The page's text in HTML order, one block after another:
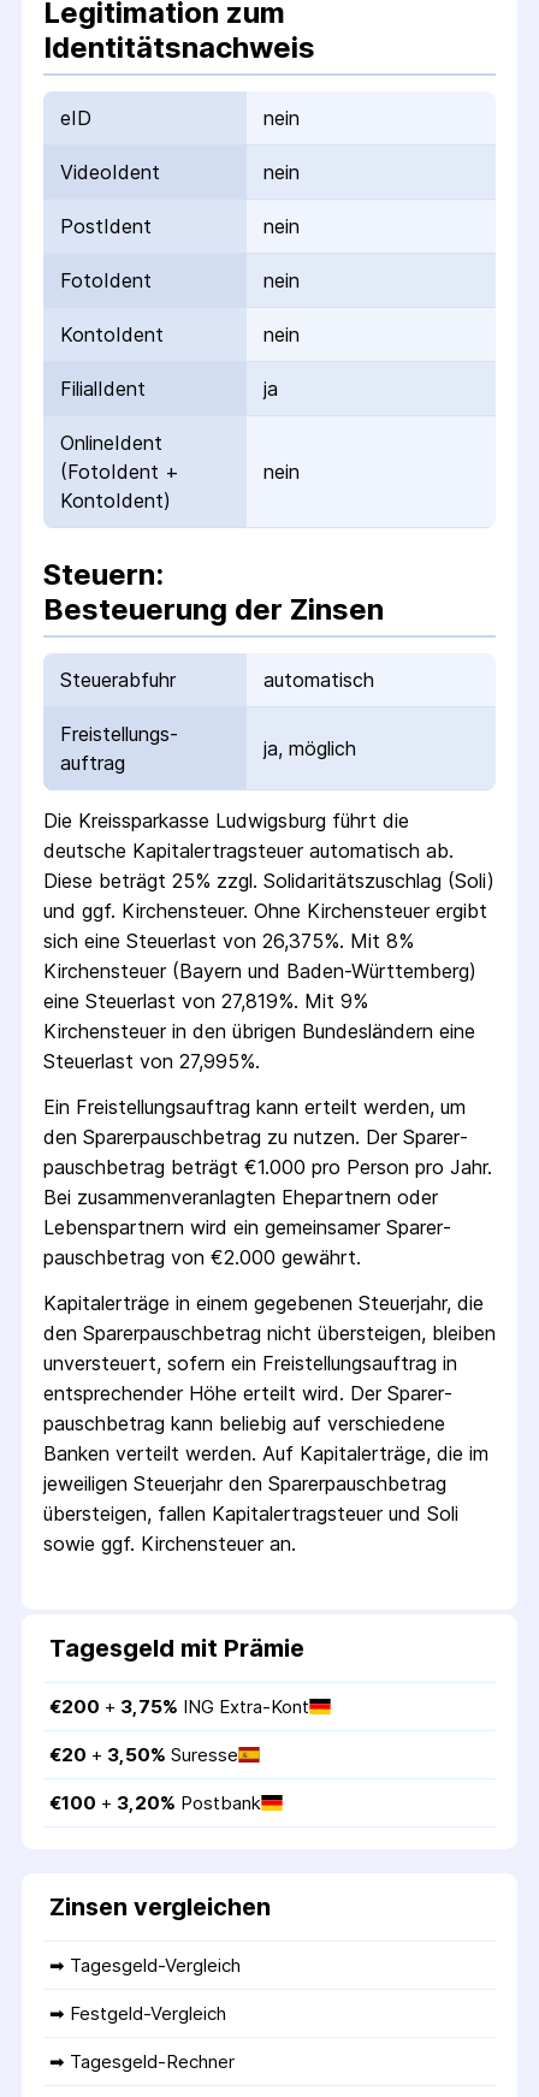
Legitimation zum
Identitätsnachweis
eID nein
VideoIdent nein
PostIdent nein
FotoIdent nein
KontoIdent nein
FilialIdent ja
OnlineIdent
(FotoIdent +
KontoIdent)
nein
Steuern:
Besteuerung der Zinsen
Steuerabfuhr automatisch
Freistellungs­
auftrag
ja, möglich
Die Kreissparkasse Ludwigsburg führt die
deutsche Kapital­ertrag­steuer automatisch ab.
Diese beträgt 25% zzgl. Solidaritäts­zuschlag (Soli)
und ggf. Kirchensteuer. Ohne Kirchensteuer ergibt
sich eine Steuerlast von 26,375%. Mit 8%
Kirchensteuer (Bayern und Baden-Württemberg)
eine Steuerlast von 27,819%. Mit 9%
Kirchensteuer in den übrigen Bundesländern eine
Steuerlast von 27,995%.
Ein Freistellungs­auftrag kann erteilt werden, um
den Sparer­pausch­betrag zu nutzen. Der Sparer­
pausch­betrag beträgt €1.000 pro Person pro Jahr.
Bei zusammenveranlagten Ehepartnern oder
Lebenspartnern wird ein gemeinsamer Sparer­
pausch­betrag von €2.000 gewährt.
Kapitalerträge in einem gegebenen Steuerjahr, die
den Sparer­pausch­betrag nicht übersteigen, bleiben
unversteuert, sofern ein Freistellungs­auftrag in
entsprechender Höhe erteilt wird. Der Sparer­
pausch­betrag kann beliebig auf verschiedene
Banken verteilt werden. Auf Kapitalerträge, die im
jeweiligen Steuerjahr den Sparer­pausch­betrag
übersteigen, fallen Kapital­ertrag­steuer und Soli
sowie ggf. Kirchensteuer an.
Tagesgeld mit Prämie
€200 + 3,75% ING Extra-Kont
€20 + 3,50% Suresse
€100 + 3,20% Postbank
Zinsen vergleichen
➡ Tagesgeld-Vergleich
➡ Festgeld-Vergleich
➡ Tagesgeld-Rechner